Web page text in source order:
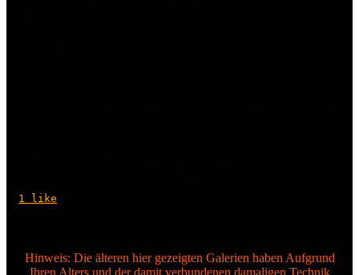
1 like
Hinweis: Die älteren hier gezeigten Galerien haben Aufgrund
Ihren Alters und der damit verbundenen damaligen Technik